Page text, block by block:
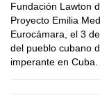
Fundación Lawton
Proyecto Emilia
Eurocámara, el 3
del pueblo cubano
imperante en